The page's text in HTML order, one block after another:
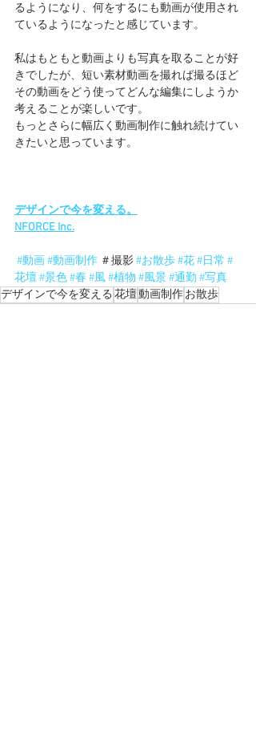
るようになり、何をするにも動画が使用され
ているようになったと感じています。
私はもともと動画よりも写真を取ることが好
きでしたが、短い素材動画を撮れば撮るほど
その動画をどう使ってどんな編集にしようか
考えることが楽しいです。
もっとさらに幅広く動画制作に触れ続けてい
きたいと思っています。
デザインで今を変える。
NFORCE Inc.
#動画 #動画制作 ＃撮影 #お散歩#花#日常 #
花壇#景色#春 #風#植物 #風景#通勤 #写真
デザインで今を変える 花壇動画制作お散歩